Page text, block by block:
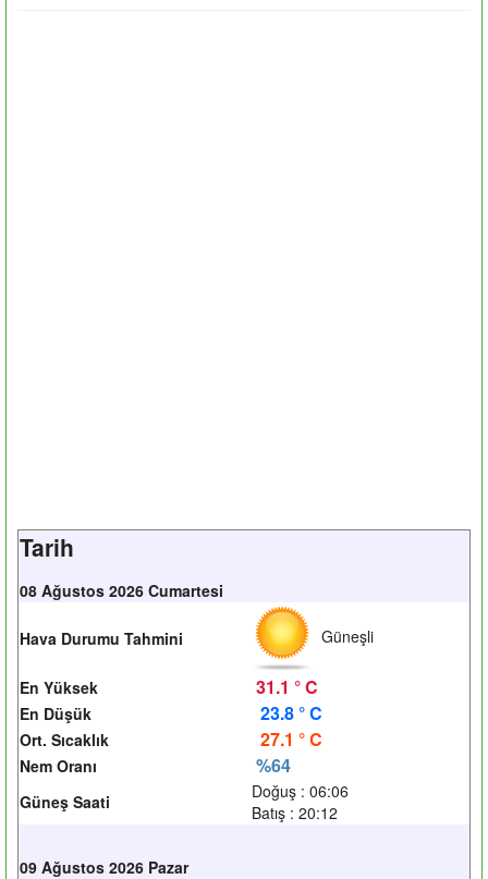
Tarih
08 Ağustos 2026 Cumartesi
Hava Durumu Tahmini Güneşli
En Yüksek 31.1 ° C
En Düşük 23.8 ° C
Ort. Sıcaklık 27.1 ° C
Nem Oranı %64
Güneş Saati
Doğuş : 06:06
Batış : 20:12
09 Ağustos 2026 Pazar